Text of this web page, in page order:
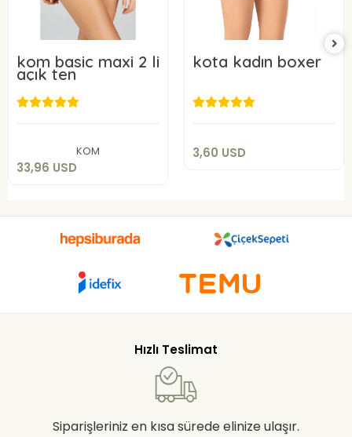
kom basic maxi 2 li
açık ten
KOM
33,96 USD
33,96 USD
kota kadın boxer
3,60 USD
3,60 USD
Hızlı Teslimat
Siparişleriniz en kısa sürede elinize ulaşır.